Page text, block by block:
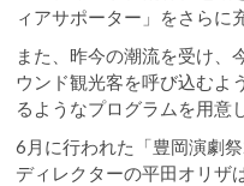
ィアサポーター」をさらに
また、昨今の潮流を受け、
ウンド観光客を呼び込むよ
るようなプログラムを用意
6月に行われた「豊岡演劇
ディレクターの平田オリザ